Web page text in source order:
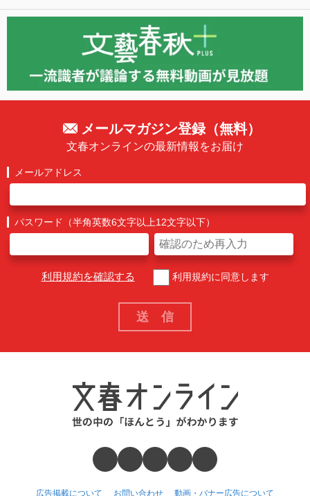
メールマガジン登録（無料）
文春オンラインの最新情報をお届け
メールアドレス
パスワード（半角英数6文字以上12文字以下）
利用規約を確認する 利用規約に同意します
広告掲載について お問い合わせ 動画・バナー広告について